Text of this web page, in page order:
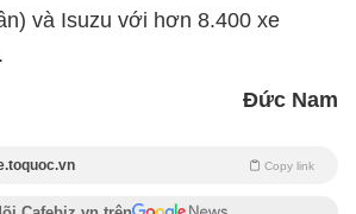
và Isuzu với hơn 8.400 xe
Đức Nam
Copy link